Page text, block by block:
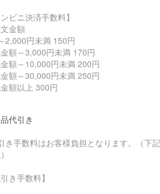
ンビニ決済手数料】
金額
2,000円未満 150円
金額～3,000円未満 170円
金額～10,000円未満 200円
金額～30,000円未満 250円
金額以上 300円
代引き
き手数料はお客様負担となります。（下記
引き手数料】